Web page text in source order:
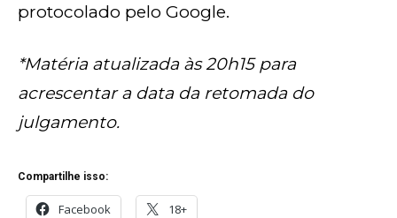
protocolado pelo Google.
*Matéria atualizada às 20h15 para
acrescentar a data da retomada do
julgamento.
Compartilhe isso:
Facebook 18+